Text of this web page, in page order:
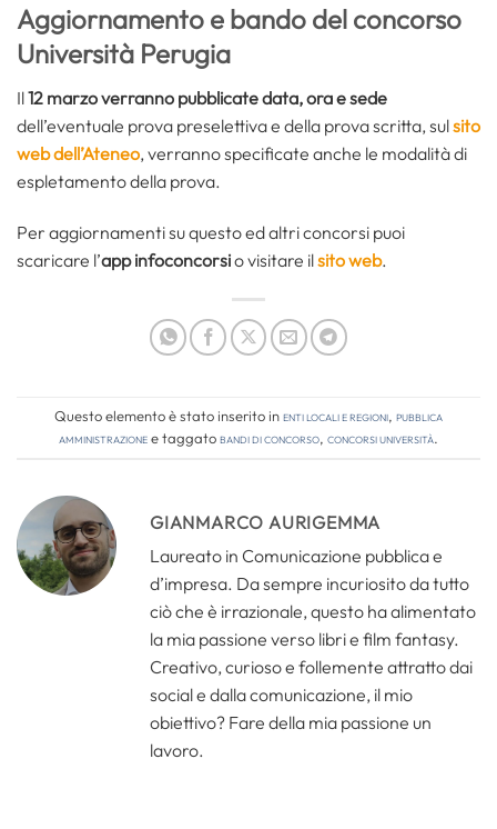
Aggiornamento e bando del concorso
Università Perugia
Il12 marzo verranno pubblicate data, ora e sede
dell’eventuale prova preselettiva e della prova scritta, sulsito
web dell’Ateneo, verranno specificate anche le modalità di
espletamento della prova.
Per aggiornamenti su questo ed altri concorsi puoi
scaricare l’app infoconcorsio visitare ilsito web.
Questo elemento è stato inserito inEnti locali e regioni, Pubblica
amministrazionee taggatobandi di concorso, concorsi università.
GIANMARCO AURIGEMMA
Laureato in Comunicazione pubblica e
d’impresa. Da sempre incuriosito da tutto
ciò che è irrazionale, questo ha alimentato
la mia passione verso libri e film fantasy.
Creativo, curioso e follemente attratto dai
social e dalla comunicazione, il mio
obiettivo? Fare della mia passione un
lavoro.